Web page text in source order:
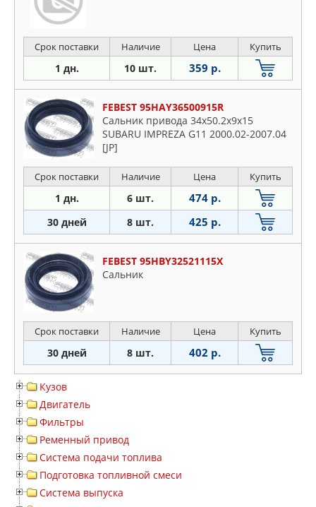
Срок поставки Наличие Цена Купить
1 дн. 10 шт. 359 р.
FEBEST 95HAY36500915R
Сальник привода 34x50.2x9x15
SUBARU IMPREZA G11 2000.02-2007.04
[JP]
Срок поставки Наличие Цена Купить
1 дн. 6 шт. 474 р.
30 дней 8 шт. 425 р.
FEBEST 95HBY32521115X
Сальник
Срок поставки Наличие Цена Купить
30 дней 8 шт. 402 р.
Кузов
Двигатель
Фильтры
Ременный привод
Система подачи топлива
Подготовка топливной смеси
Система выпуска